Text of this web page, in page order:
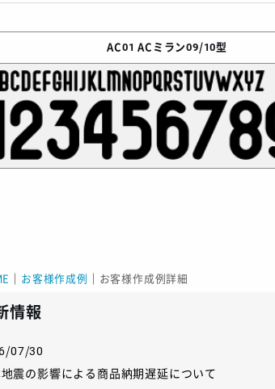
AC01 ACミラン09/10型
お客様作成例 お客様作成例詳細
情報
07/30
震の影響による商品納期遅延について